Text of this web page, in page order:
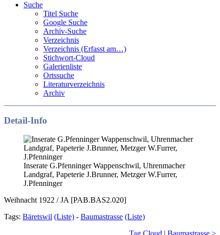
Suche
Titel Suche
Google Suche
Archiv-Suche
Verzeichnis
Verzeichnis (Erfasst am…)
Stichwort-Cloud
Galerienliste
Ortssuche
Literaturverzeichnis
Archiv
Detail-Info
Inserate G.Pfenninger Wappenschwil, Uhrenmacher
Landgraf, Papeterie J.Brunner, Metzger W.Furrer,
J.Pfenninger
Weihnacht 1922 / JA [PAB.BAS2.020]
Tags: Bäretswil (Liste) - Baumastrasse (Liste)